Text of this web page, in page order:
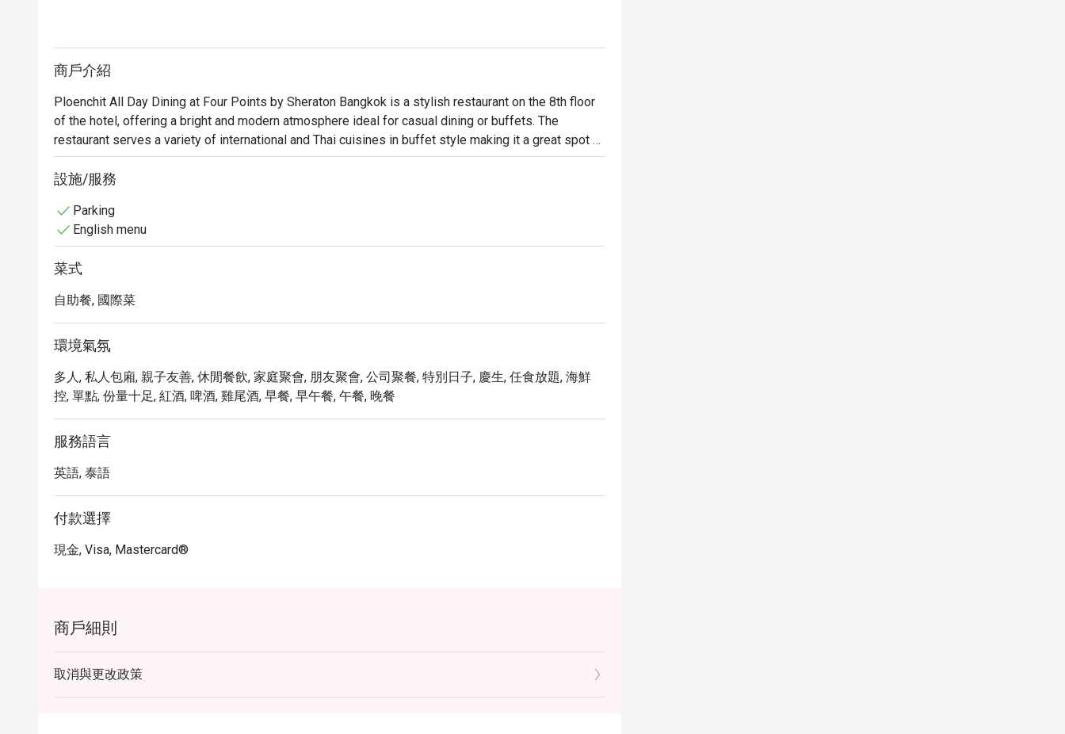
商戶介紹
Ploenchit All Day Dining at Four Points by Sheraton Bangkok is a stylish restaurant on the 8th floor
of the hotel, offering a bright and modern atmosphere ideal for casual dining or buffets. The
restaurant serves a variety of international and Thai cuisines in buffet style making it a great spot
for both hotel guests and city diners.
設施/服務
Parking
English menu
菜式
自助餐, 國際菜
環境氣氛
多人, 私人包廂, 親子友善, 休閒餐飲, 家庭聚會, 朋友聚會, 公司聚餐, 特別日子, 慶生, 任食放題, 海鮮
控, 單點, 份量十足, 紅酒, 啤酒, 雞尾酒, 早餐, 早午餐, 午餐, 晚餐
服務語言
英語, 泰語
付款選擇
現金, Visa, Mastercard®
商戶細則
取消與更改政策